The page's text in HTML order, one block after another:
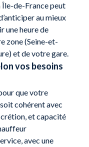
de-France peut
au mieux
une heure de
zone (Seine-et-
et de votre gare.
vos besoins
que votre
cohérent avec
et capacité
avec une